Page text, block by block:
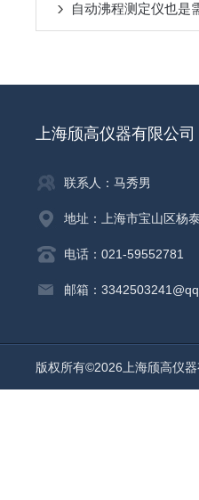
自动沸程测定仪也是
上海颀高仪器有限公司
联系人：马秀男
地址：上海市宝山区杨
电话：021-59552781
邮箱：
版权所有©2026上海颀高仪